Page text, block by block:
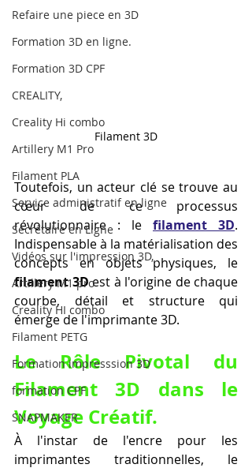
Refaire une piece en 3D
Formation 3D en ligne.
Formation 3D CPF
CREALITY,
Creality Hi combo
Artillery M1 Pro
Filament PLA
Service administratif en ligne
Secrétaire en Ligne
Vidéos sur l'impression 3D,
Artillery M1 pro
Creality HI combo
Filament PETG
Formation impresssion 3D
formation CPF
SNAPMAKER
Filament 3D
Toutefois, un acteur clé se trouve au
cœur de ce processus
révolutionnaire : le filament 3D.
Indispensable à la matérialisation des
filament 3D est à l'origine de chaque
courbe, détail et structure qui
émerge de l'imprimante 3D.
Le Rôle Pivotal du
Filament 3D dans le
Voyage Créatif.
À l'instar de l'encre pour les